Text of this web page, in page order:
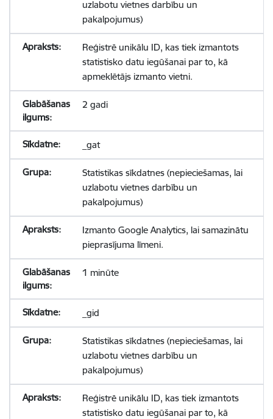
uzlabotu vietnes darbību un
pakalpojumus)
Reģistrē unikālu ID, kas tiek izmantots
statistisko datu iegūšanai par to, kā
apmeklētājs izmanto vietni.
2 gadi
_gat
Statistikas sīkdatnes (nepieciešamas, lai
uzlabotu vietnes darbību un
pakalpojumus)
Izmanto Google Analytics, lai samazinātu
pieprasījuma līmeni.
1 minūte
_gid
Statistikas sīkdatnes (nepieciešamas, lai
uzlabotu vietnes darbību un
pakalpojumus)
Reģistrē unikālu ID, kas tiek izmantots
statistisko datu iegūšanai par to, kā